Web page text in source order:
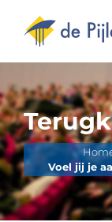
naar
inhoud
Voel jij je